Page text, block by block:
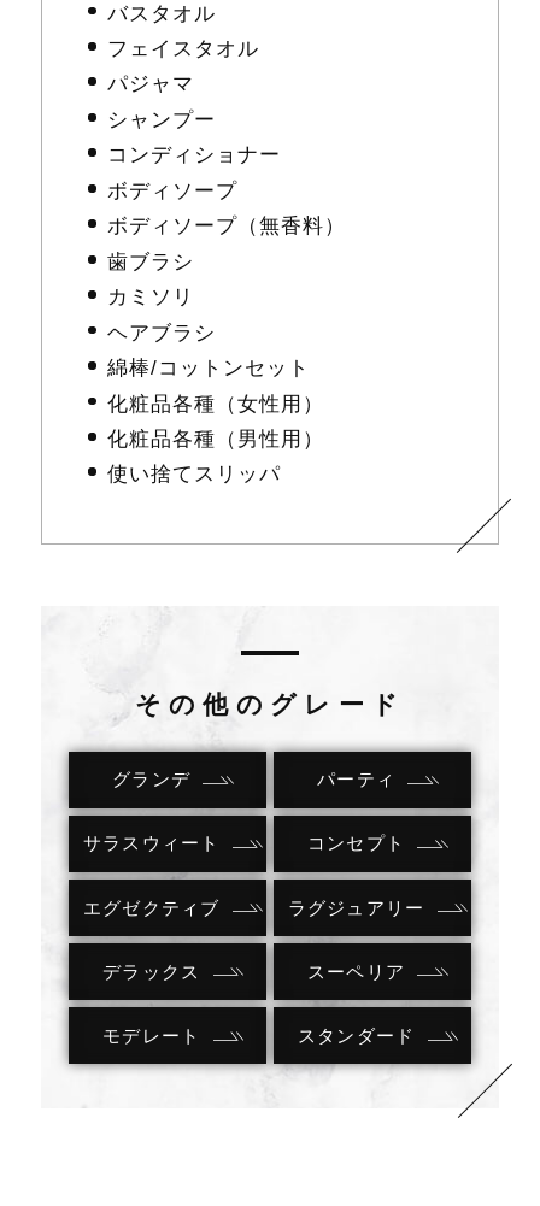
バスタオル
フェイスタオル
パジャマ
シャンプー
コンディショナー
ボディソープ
ボディソープ（無香料）
歯ブラシ
カミソリ
ヘアブラシ
綿棒/コットンセット
化粧品各種（女性用）
化粧品各種（男性用）
使い捨てスリッパ
その他のグレード
グランデ パーティ
サラスウィート コンセプト
エグゼクティブ ラグジュアリー
デラックス スーペリア
モデレート スタンダード